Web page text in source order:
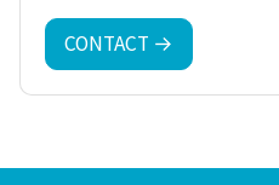
CONTACT →